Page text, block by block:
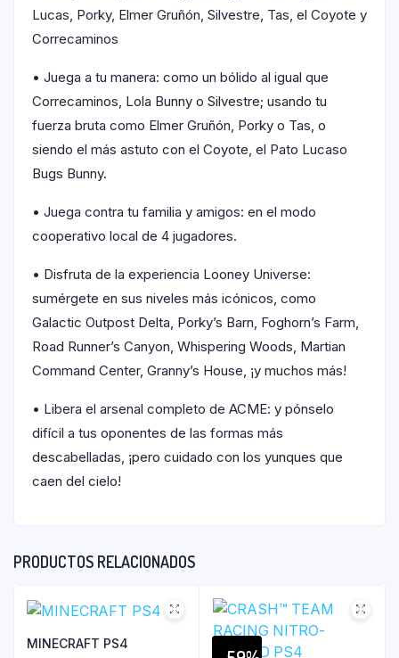
Lucas, Porky, Elmer Gruñón, Silvestre, Tas, el Coyote y
Correcaminos
• Juega a tu manera: como un bólido al igual que
Correcaminos, Lola Bunny o Silvestre; usando tu
fuerza bruta como Elmer Gruñón, Porky o Tas, o
siendo el más astuto con el Coyote, el Pato Lucaso
Bugs Bunny.
• Juega contra tu familia y amigos: en el modo
cooperativo local de 4 jugadores.
• Disfruta de la experiencia Looney Universe:
sumérgete en sus niveles más icónicos, como
Galactic Outpost Delta, Porky’s Barn, Foghorn’s Farm,
Road Runner’s Canyon, Whispering Woods, Martian
Command Center, Granny’s House, ¡y muchos más!
• Libera el arsenal completo de ACME: y pónselo
difícil a tus oponentes de las formas más
descabelladas, ¡pero cuidado con los yunques que
caen del cielo!
PRODUCTOS RELACIONADOS
MINECRAFT PS4